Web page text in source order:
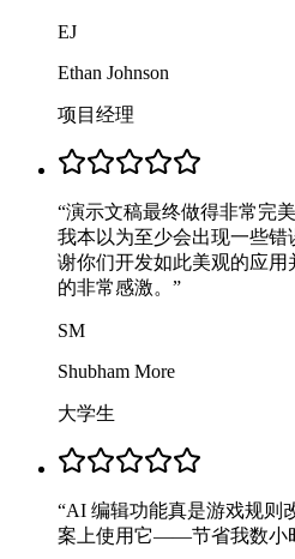
EJ
Ethan Johnson
项目经理
“演示文稿最终做得非常完
我本以为至少会出现一些
谢你们开发如此美观的应
的非常感激。 ”
SM
Shubham More
大学生
“AI 编辑功能真是游戏规则
案上使用它——节省我数小